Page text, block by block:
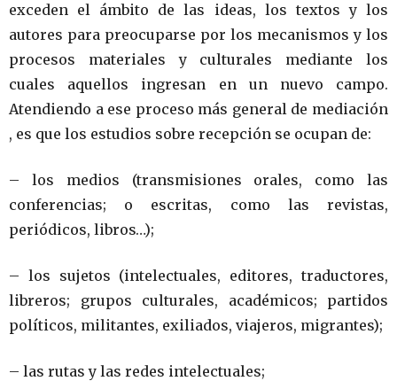
exceden el ámbito de las ideas, los textos y los
autores para preocuparse por los mecanismos y los
procesos materiales y culturales mediante los
cuales aquellos ingresan en un nuevo campo.
Atendiendo a ese proceso más general de mediación
, es que los estudios sobre recepción se ocupan de:
– los medios (transmisiones orales, como las
conferencias; o escritas, como las revistas,
periódicos, libros…);
– los sujetos (intelectuales, editores, traductores,
libreros; grupos culturales, académicos; partidos
políticos, militantes, exiliados, viajeros, migrantes);
– las rutas y las redes intelectuales;